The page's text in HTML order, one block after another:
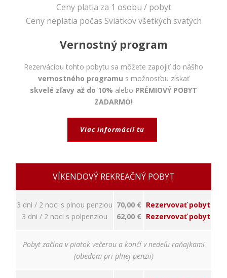
Ceny platia za 1 osobu / pobyt
Ceny neplatia počas Sviatkov všetkých svätých
Vernostný program
Rezerváciou tohto pobytu sa môžete zapojiť do nášho
vernostného programu s možnosťou získať
skvelé zľavy až do 10% alebo PRÉMIOVÝ POBYT
ZADARMO!
Viac informácií tu
VÍKENDOVÝ REKREAČNÝ POBYT
3 dni / 2 noci s plnou penziou
3 dni / 2 noci s polpenziou
70,00 €
62,00 €
Rezervovať pobyt
Rezervovať pobyt
Pobyt začína v piatok večerou a končí v nedeľu raňajkami
(obedom pri plnej penzii)
predvyplnenie
formulárov.
Bez týchto
správne
fungovať. Účel:
zaistenie
nám
ako
návštevníci
aby sme ju